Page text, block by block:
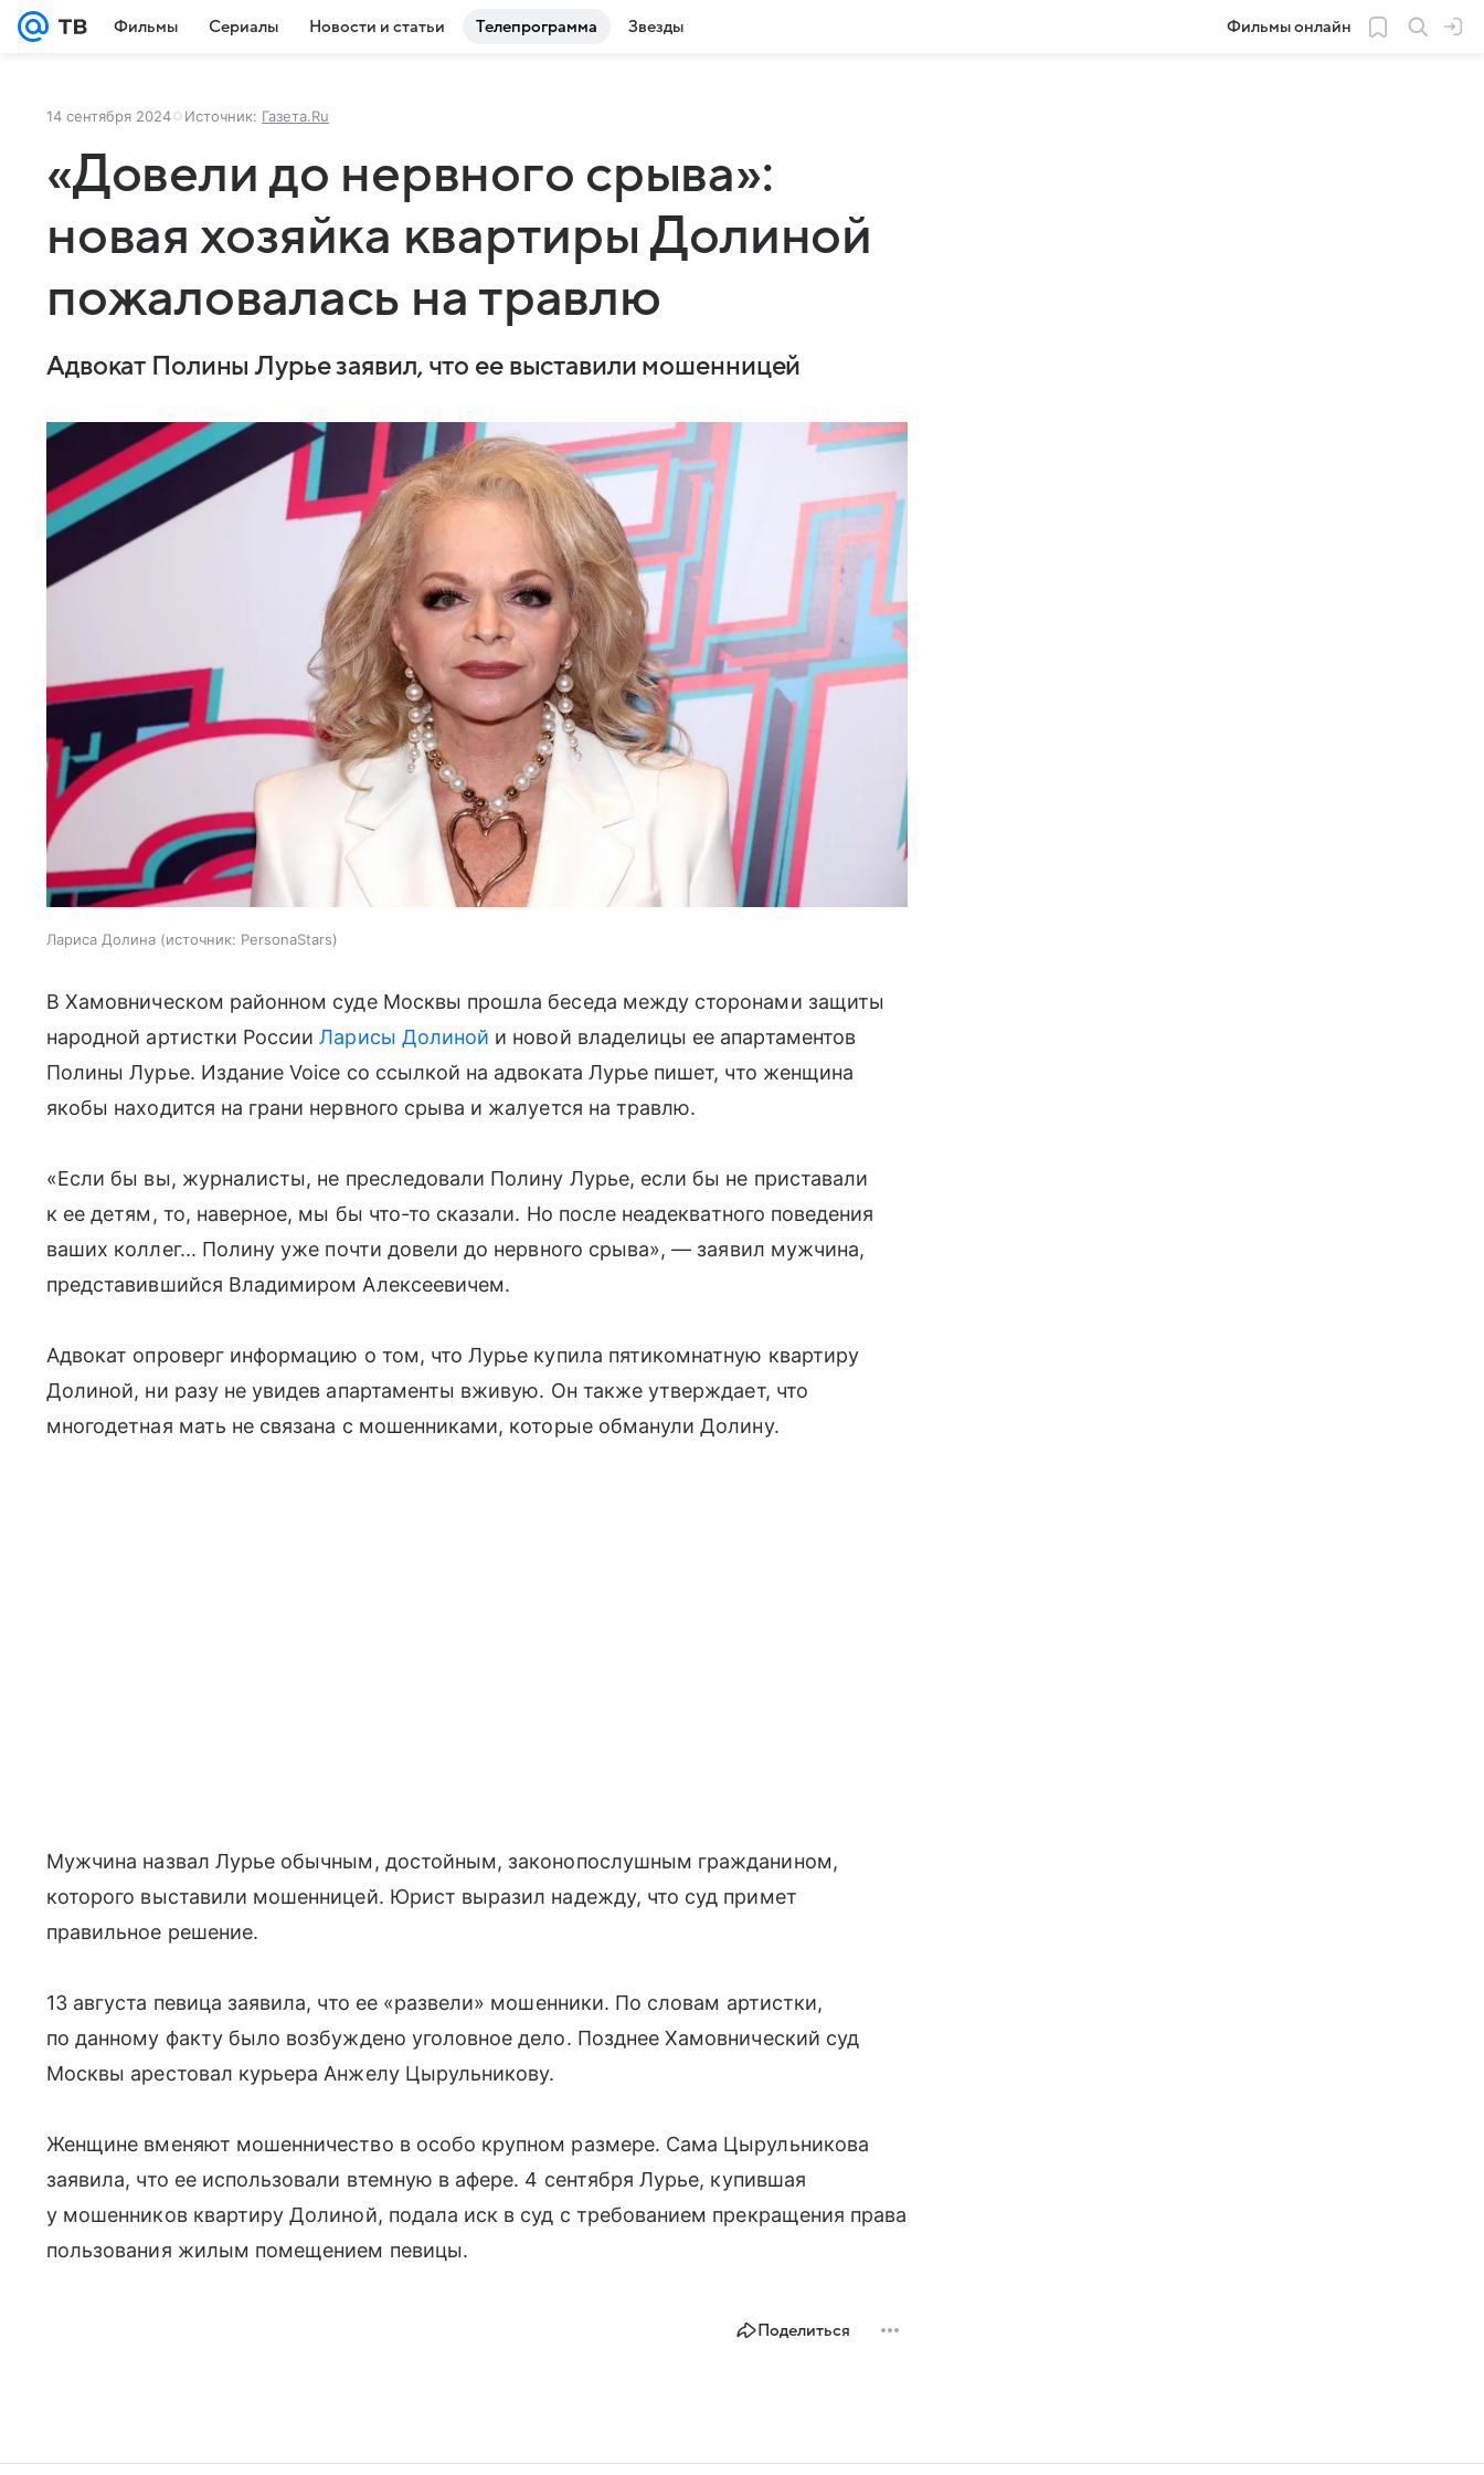
Фильмы Сериалы Новости и статьи Телепрограмма Звезды Фильмы онлайн
14 сентября 2024 Источник: Газета.Ru
«Довели до нервного срыва»:
новая хозяйка квартиры Долиной
пожаловалась на травлю
Адвокат Полины Лурье заявил, что ее выставили мошенницей
Лариса Долина источник: PersonaStars
В Хамовническом районном суде Москвы прошла беседа между сторонами защиты
народной артистки РоссииЛарисы Долиной и новой владелицы ее апартаментов
Полины Лурье. Издание Voice со ссылкой на адвоката Лурье пишет, что женщина
якобы находится на грани нервного срыва и жалуется на травлю.
«Если бы вы, журналисты, не преследовали Полину Лурье, если бы не приставали
к ее детям, то, наверное, мы бы что-то сказали. Но после неадекватного поведения
ваших коллег... Полину уже почти довели до нервного срыва», — заявил мужчина,
представившийся Владимиром Алексеевичем.
Адвокат опроверг информацию о том, что Лурье купила пятикомнатную квартиру
Долиной, ни разу не увидев апартаменты вживую. Он также утверждает, что
многодетная мать не связана с мошенниками, которые обманули Долину.
Мужчина назвал Лурье обычным, достойным, законопослушным гражданином,
которого выставили мошенницей. Юрист выразил надежду, что суд примет
правильное решение.
13 августа певица заявила, что ее «развели» мошенники. По словам артистки,
по данному факту было возбуждено уголовное дело. Позднее Хамовнический суд
Москвы арестовал курьера Анжелу Цырульникову.
Женщине вменяют мошенничество в особо крупном размере. Сама Цырульникова
заявила, что ее использовали втемную в афере. 4 сентября Лурье, купившая
у мошенников квартиру Долиной, подала иск в суд с требованием прекращения права
пользования жилым помещением певицы.
Поделиться